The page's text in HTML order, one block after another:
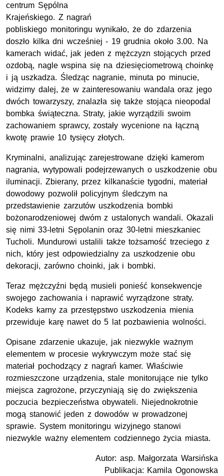
centrum Sępólna
Krajeńskiego. Z nagrań
pobliskiego monitoringu wynikało, że do zdarzenia
doszło kilka dni wcześniej - 19 grudnia około 3.00. Na
kamerach widać, jak jeden z mężczyzn stojących przed
ozdobą, nagle wspina się na dziesięciometrową choinkę
i ją uszkadza. Śledząc nagranie, minuta po minucie,
widzimy dalej, że w zainteresowaniu wandala oraz jego
dwóch towarzyszy, znalazła się także stojąca nieopodal
bombka świąteczna. Straty, jakie wyrządzili swoim
zachowaniem sprawcy, zostały wycenione na łączną
kwotę prawie 10 tysięcy złotych.
Kryminalni, analizując zarejestrowane dzięki kamerom
nagrania, wytypowali podejrzewanych o uszkodzenie obu
iluminacji. Zbierany, przez kilkanaście tygodni, materiał
dowodowy pozwolił policyjnym śledczym na
przedstawienie zarzutów uszkodzenia bombki
bożonarodzeniowej dwóm z ustalonych wandali. Okazali
się nimi 33-letni Sępolanin oraz 30-letni mieszkaniec
Tucholi. Mundurowi ustalili także tożsamość trzeciego z
nich, który jest odpowiedzialny za uszkodzenie obu
dekoracji, zarówno choinki, jak i bombki.
Teraz mężczyźni będą musieli ponieść konsekwencje
swojego zachowania i naprawić wyrządzone straty.
Kodeks karny za przestępstwo uszkodzenia mienia
przewiduje karę nawet do 5 lat pozbawienia wolności.
Opisane zdarzenie ukazuje, jak niezwykle ważnym
elementem w procesie wykrywczym może stać się
materiał pochodzący z nagrań kamer. Właściwie
rozmieszczone urządzenia, stale monitorujące nie tylko
miejsca zagrożone, przyczyniają się do zwiększenia
poczucia bezpieczeństwa obywateli. Niejednokrotnie
mogą stanowić jeden z dowodów w prowadzonej
sprawie. System monitoringu wizyjnego stanowi
niezwykle ważny elementem codziennego życia miasta.
Autor: asp. Małgorzata Warsińska
Publikacja: Kamila Ogonowska